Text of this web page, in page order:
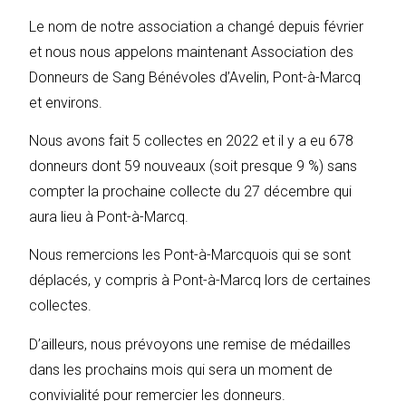
Le nom de notre association a changé depuis février
et nous nous appelons maintenant Association des
Donneurs de Sang Bénévoles d’Avelin, Pont-à-Marcq
et environs.
Nous avons fait 5 collectes en 2022 et il y a eu 678
donneurs dont 59 nouveaux (soit presque 9 %) sans
compter la prochaine collecte du 27 décembre qui
aura lieu à Pont-à-Marcq.
Nous remercions les Pont-à-Marcquois qui se sont
déplacés, y compris à Pont-à-Marcq lors de certaines
collectes.
D’ailleurs, nous prévoyons une remise de médailles
dans les prochains mois qui sera un moment de
convivialité pour remercier les donneurs.